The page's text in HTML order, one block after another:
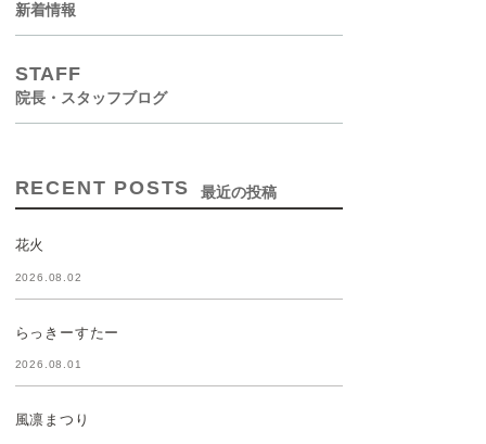
新着情報
STAFF
院長・スタッフブログ
RECENT POSTS 最近の投稿
花火
2026.08.02
らっきーすたー
2026.08.01
風凛まつり